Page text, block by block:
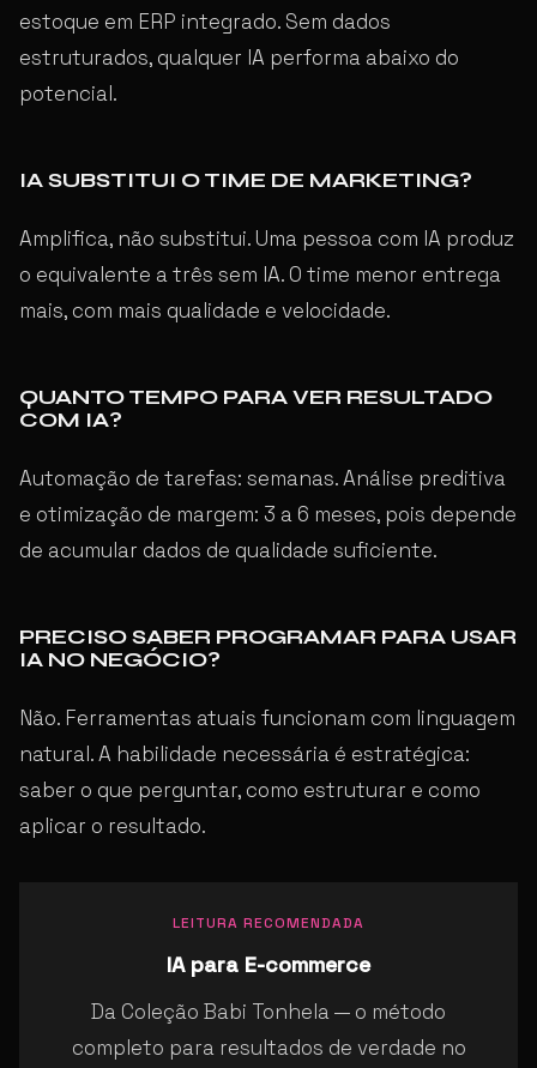
estoque em ERP integrado. Sem dados
estruturados, qualquer IA performa abaixo do
potencial.
IA SUBSTITUI O TIME DE MARKETING?
Amplifica, não substitui. Uma pessoa com IA produz
o equivalente a três sem IA. O time menor entrega
mais, com mais qualidade e velocidade.
QUANTO TEMPO PARA VER RESULTADO
COM IA?
Automação de tarefas: semanas. Análise preditiva
e otimização de margem: 3 a 6 meses, pois depende
de acumular dados de qualidade suficiente.
PRECISO SABER PROGRAMAR PARA USAR
IA NO NEGÓCIO?
Não. Ferramentas atuais funcionam com linguagem
natural. A habilidade necessária é estratégica:
saber o que perguntar, como estruturar e como
aplicar o resultado.
LEITURA RECOMENDADA
IA para E-commerce
Da Coleção Babi Tonhela — o método
completo para resultados de verdade no